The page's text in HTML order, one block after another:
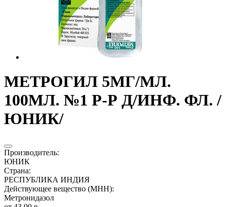
МЕТРОГИЛ 5МГ/МЛ.
100МЛ. №1 Р-Р Д/ИНФ. ФЛ. /
ЮНИК/
Производитель:
ЮНИК
Страна:
РЕСПУБЛИКА ИНДИЯ
Действующее вещество (МНН):
Метронидазол